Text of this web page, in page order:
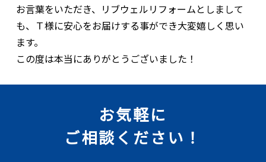
お言葉をいただき、リブウェルリフォームとしまして
も、Ｔ様に安心をお届けする事ができ大変嬉しく思い
ます。
この度は本当にありがとうございました！
お気軽に
ご相談ください！